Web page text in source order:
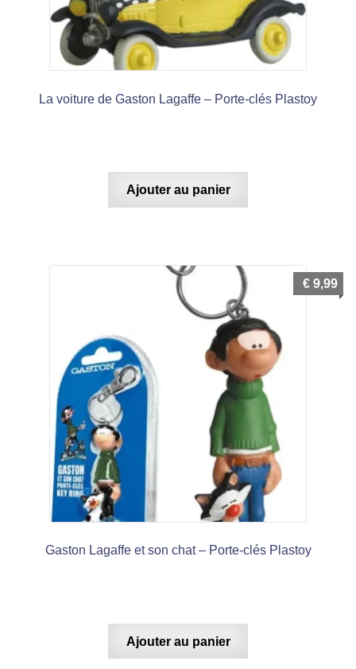
La voiture de Gaston Lagaffe – Porte-clés Plastoy
Ajouter au panier
Gaston Lagaffe et son chat – Porte-clés Plastoy
€ 9,99
Ajouter au panier